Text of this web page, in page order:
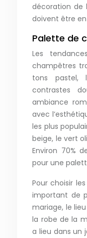
décoration de
doivent être
Palette de
Les
champêtres
tons pastel,
contrastes
ambiance
avec
les plus
beige, le vert
Environ 70%
pour une
Pour choisir
important de
mariage, le
la robe de la
a lieu dans un